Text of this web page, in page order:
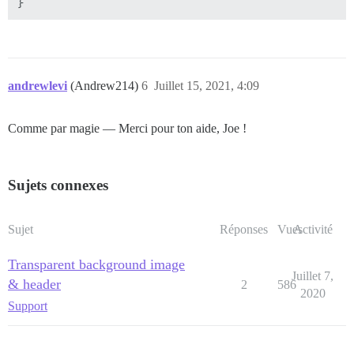
andrewlevi (Andrew214) Juillet 15, 2021, 4:09
6
Comme par magie — Merci pour ton aide, Joe !
Sujets connexes
Sujet Réponses VuesActivité
Transparent background image
& header
Support
2 586
Juillet 7,
2020